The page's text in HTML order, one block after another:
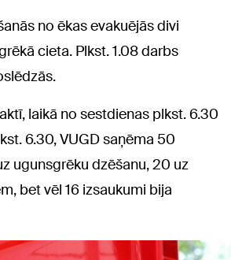
no ēkas evakuējās divi
cieta. Plkst. 1.08 darbs
laikā no sestdienas plkst. 6.30
6.30, VUGD saņēma 50
ugunsgrēku dzēšanu, 20 uz
bet vēl 16 izsaukumi bija